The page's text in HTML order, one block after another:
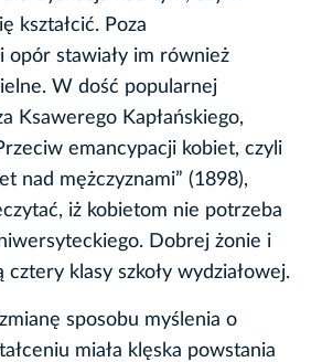
kształcić. Poza
opór stawiały im również
W dość popularnej
Ksawerego Kapłańskiego,
emancypacji kobiet, czyli
nad mężczyznami” (1898),
iż kobietom nie potrzeba
Dobrej żonie i
klasy szkoły wydziałowej.
sposobu myślenia o
miała klęska powstania